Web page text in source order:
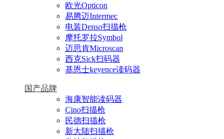
欧光Opticon
易腾迈Intermec
电装Denso扫描枪
摩托罗拉Symbol
迈思肯Microscan
西克Sick扫码器
基恩士keyence读码器
国产品牌
海康智能读码器
Cino扫描枪
民德扫描枪
新大陆扫描枪